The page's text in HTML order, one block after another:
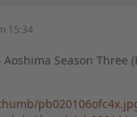
15:34
Season Three